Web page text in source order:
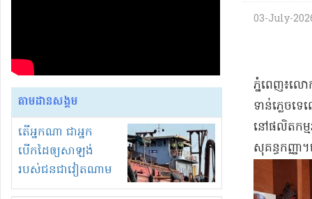
តាមដានសង្គម
តើអ្នកណា ជាអ្នក
បើកដៃឲ្យសាឡង់
របស់ជនជាវៀតណាម
ចូល មកខុស
03-July-
ភ្នំពេញ​៖​លោ
ទាន់​ភ្លេច​ទ
នៅ​ផលិតកម្
សុគន្ធ​កញ្ញ